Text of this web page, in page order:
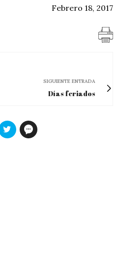
Febrero 18, 2017
SIGUIENTE ENTRADA
Días feriados